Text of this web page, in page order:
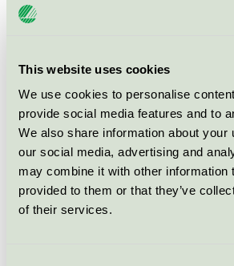
This website uses cookies
We use cookies to personalise
provide social media features and to
We also share information about your
our social media, advertising and
may combine it with other information
provided to them or that they’ve
of their services.
Camelion, 6LR61
Svanen / Camelion /
Camelion, LR6-BP2
Svanen / Camelion /